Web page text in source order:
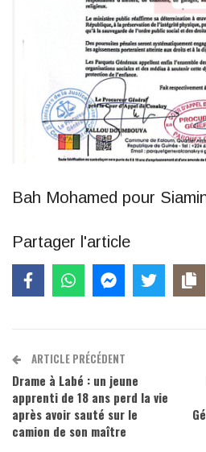
Bah Mohamed pour
Partager l'article
ARTICLE PRÉCÉDENT
Drame à Labé : un jeune
apprenti de 18 ans perd la vie
après avoir sauté sur le
camion de son maître